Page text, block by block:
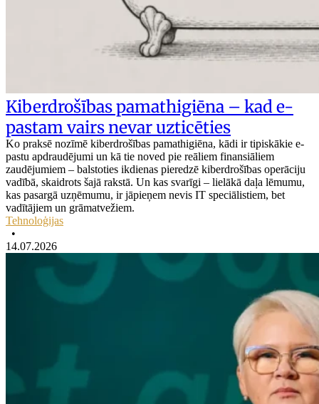
Kiberdrošības pamathigiēna – kad e-
pastam vairs nevar uzticēties
Ko praksē nozīmē kiberdrošības pamathigiēna, kādi ir tipiskākie e-
pastu apdraudējumi un kā tie noved pie reāliem finansiāliem
zaudējumiem – balstoties ikdienas pieredzē kiberdrošības operāciju
vadībā, skaidrots šajā rakstā. Un kas svarīgi – lielākā daļa lēmumu,
kas pasargā uzņēmumu, ir jāpieņem nevis IT speciālistiem, bet
vadītājiem un grāmatvežiem.
Tehnoloģijas
•
14.07.2026